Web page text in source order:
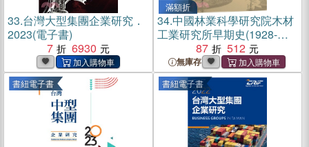
33.台灣大型集團企業研究．
2023(電子書)
7
6930
滿額折
34.中國林業科學研究院木材
工業研究所早期史(1928-
1952年)（簡體書）
87 512
無庫存
書紐電子書 書紐電子書